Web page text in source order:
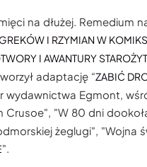
na dłużej. Remedium
I RZYMIAN W
I AWANTURY
adaptację “ZABIĆ
wydawnictwa Egmont,
Crusoe", "W 80 dni
żeglugi", "Wojna
".